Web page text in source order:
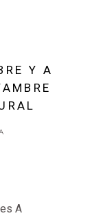
Y A
A